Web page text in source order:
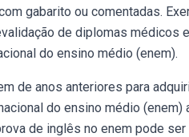
gabarito ou comentadas.
de diplomas
do ensino médio (enem).
de anos anteriores para
do ensino médio
de inglês no enem pode